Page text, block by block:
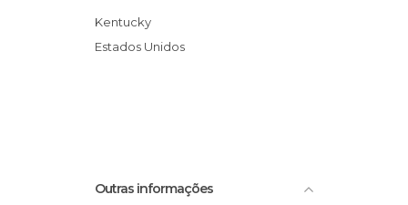
Kentucky
Estados Unidos
Outras informações